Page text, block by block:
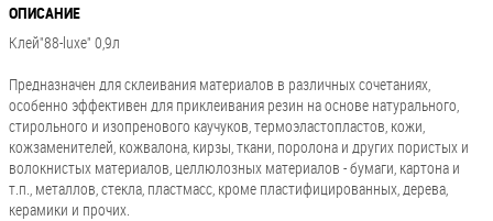
ОПИСАНИЕ
Клей"88-luxe" 0,9л
Предназначен для склеивания материалов в различных сочетаниях,
особенно эффективен для приклеивания резин на основе натурального,
стирольного и изопренового каучуков, термоэластопластов, кожи,
кожзаменителей, кожвалона, кирзы, ткани, поролона и других пористых и
волокнистых материалов, целлюлозных материалов - бумаги, картона и
т.п., металлов, стекла, пластмасс, кроме пластифицированных, дерева,
керамики и прочих.